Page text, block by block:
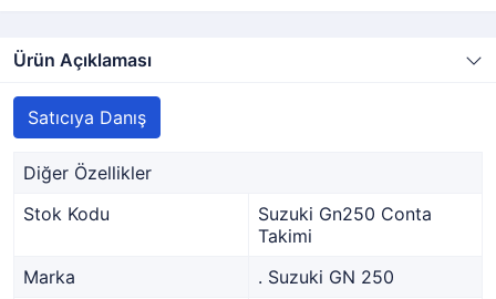
Ürün Açıklaması
Satıcıya Danış
Diğer Özellikler
Stok Kodu
Suzuki Gn250 Conta
Takimi
Marka
. Suzuki GN 250